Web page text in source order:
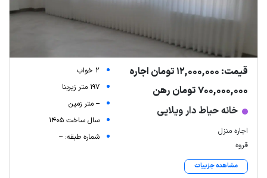
قیمت: 12,000,000 تومان اجاره
700,000,000 تومان رهن
خانه حیاط دار ویلایی
اجاره منزل
قروه
مشاهده جزییات
2 خواب
197 متر زیربنا
-- متر زمین
سال ساخت 1405
شماره طبقه: --